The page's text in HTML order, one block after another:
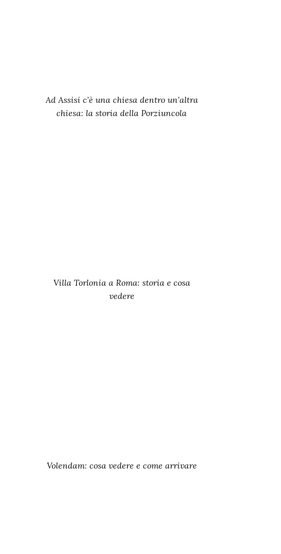
Ad Assisi c’è una chiesa dentro un’altra
chiesa: la storia della Porziuncola
Villa Torlonia a Roma: storia e cosa
vedere
Volendam: cosa vedere e come arrivare